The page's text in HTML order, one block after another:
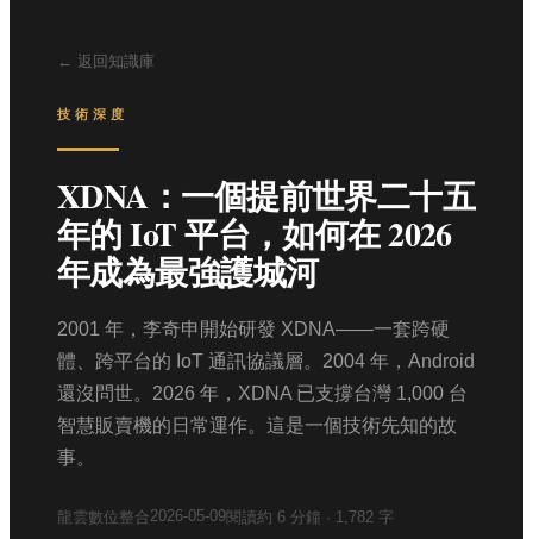
← 返回知識庫
技術深度
XDNA：一個提前世界二十五
年的 IoT 平台，如何在 2026
年成為最強護城河
2001 年，李奇申開始研發 XDNA——一套跨硬
體、跨平台的 IoT 通訊協議層。2004 年，Android
還沒問世。2026 年，XDNA 已支撐台灣 1,000 台
智慧販賣機的日常運作。這是一個技術先知的故
事。
龍雲數位整合2026-05-09閱讀約 6 分鐘 · 1,782 字